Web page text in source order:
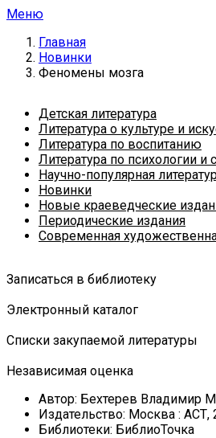
Меню
Главная
Новинки
Феномены мозга
Детская литература
Литература о культуре и
Литература по воспитанию
Литература по психологии и
Научно-популярная
Новинки
Новые краеведческие
Периодические издания
Современная
Записаться в библиотеку
Электронный каталог
Списки закупаемой литературы
Независимая оценка
Автор: Бехтерев Владимир
Издательство: Москва : АСТ,
Библиотеки: БиблиоТочка